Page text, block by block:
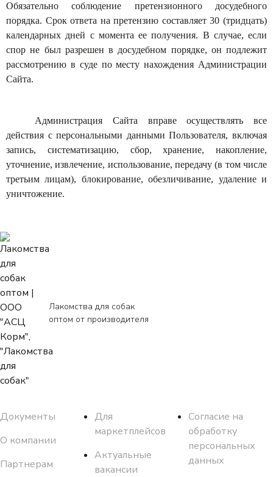
Обязательно соблюдение претензионного досудебного
порядка. Срок ответа на претензию составляет 30 (тридцать)
календарных дней с момента ее получения. В случае, если
спор не был разрешен в досудебном порядке, он подлежит
рассмотрению в суде по месту нахождения Администрации
Сайта.
Администрация Сайта вправе осуществлять все
действия с персональными данными Пользователя, включая
запись, систематизацию, сбор, хранение, накопление,
уточнение, извлечение, использование, передачу (в том числе
третьим лицам), блокирование, обезличивание, удаление и
уничтожение.
Лакомства для собак
оптом от производителя
Документы
О компании
Партнерам
Для
маркетплейсов
Актуальные
вакансии
Согласие на
обработку
персональных
данных